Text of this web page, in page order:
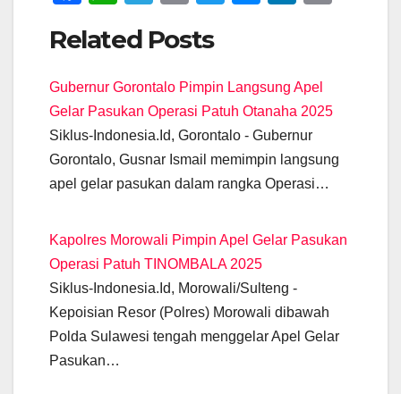
c
e
b
o
o
k
at
s
A
p
p
e
gr
a
m
ail
er e
n
g
er
e
dI
n
Li
k
Related Posts
Gubernur Gorontalo Pimpin Langsung Apel
Gelar Pasukan Operasi Patuh Otanaha 2025
Siklus-Indonesia.Id, Gorontalo - Gubernur
Gorontalo, Gusnar Ismail memimpin langsung
apel gelar pasukan dalam rangka Operasi…
Kapolres Morowali Pimpin Apel Gelar Pasukan
Operasi Patuh TINOMBALA 2025
Siklus-Indonesia.Id, Morowali/Sulteng -
Kepoisian Resor (Polres) Morowali dibawah
Polda Sulawesi tengah menggelar Apel Gelar
Pasukan…